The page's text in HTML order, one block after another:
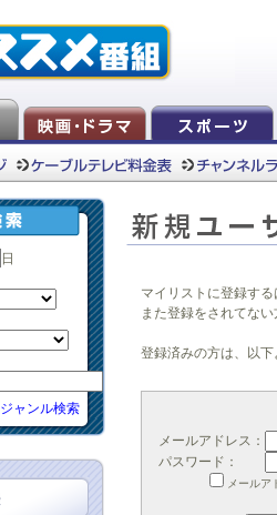
日
ジャンル検索
マイリストに登録す
また登録をされてな
登録済みの方は、以
メールアドレス：
パスワード：
メールア